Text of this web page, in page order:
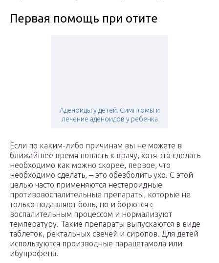
Первая помощь при отите
Аденоиды у детей. Симптомы и
лечение аденоидов у ребенка
Если по каким-либо причинам вы не можете в
ближайшее время попасть к врачу, хотя это сделать
необходимо как можно скорее, первое, что
необходимо сделать, ‒ это обезболить ухо. С этой
целью часто применяются нестероидные
противовоспалительные препараты, которые не
только подавляют боль, но и борются с
воспалительным процессом и нормализуют
температуру. Такие препараты выпускаются в виде
таблеток, ректальных свечей и сиропов. Для детей
используются производные парацетамола или
ибупрофена.